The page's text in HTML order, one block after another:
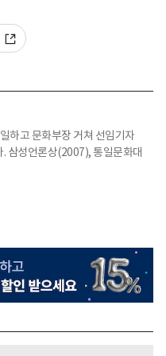
하고 문화부장 거쳐 선임기자
삼성언론상(2007), 통일문화대